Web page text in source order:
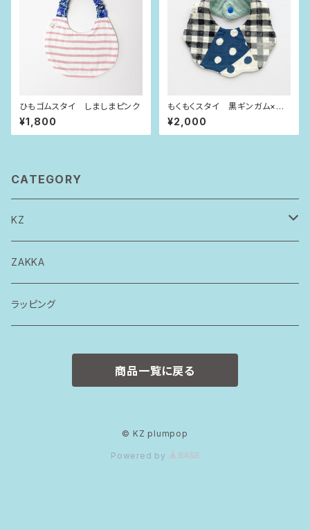
ひもゴムスタイ しましまピンク
¥1,800
もくもくスタイ 黒ギンガム×イ
ンディゴブルー水玉
¥2,000
CATEGORY
KZ
トップス
ボトムス
ZAKKA
ラッピング
商品一覧に戻る
© KZ plumpop
Powered by